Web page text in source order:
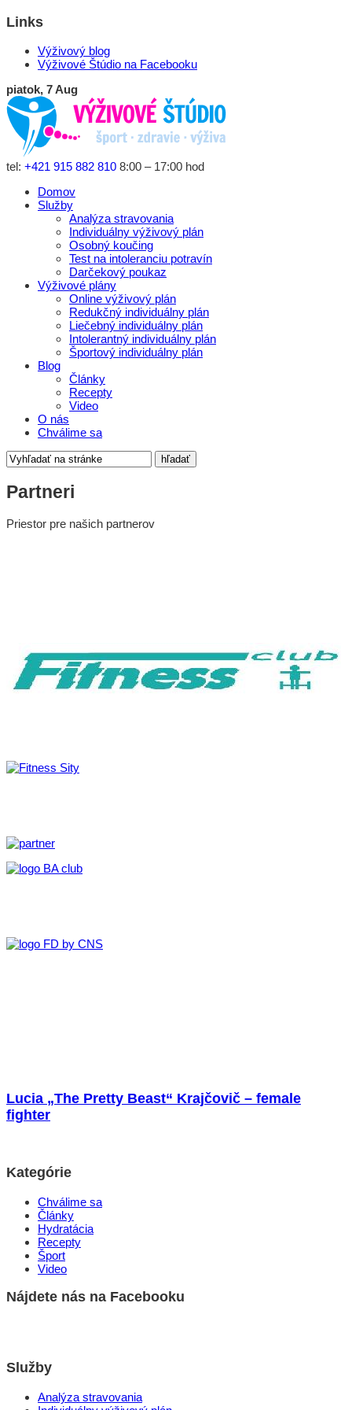
Links
Výživový blog
Výživové Štúdio na Facebooku
piatok, 7 Aug
tel: +421 915 882 810 8:00 – 17:00 hod
Domov
Služby
Analýza stravovania
Individuálny výživový plán
Osobný koučing
Test na intoleranciu potravín
Darčekový poukaz
Výživové plány
Online výživový plán
Redukčný individuálny plán
Liečebný individuálny plán
Intolerantný individuálny plán
Športový individuálny plán
Blog
Články
Recepty
Video
O nás
Chválime sa
Partneri
Priestor pre našich partnerov
Lucia „The Pretty Beast“ Krajčovič – female
fighter
Kategórie
Chválime sa
Články
Hydratácia
Recepty
Šport
Video
Nájdete nás na Facebooku
Služby
Analýza stravovania